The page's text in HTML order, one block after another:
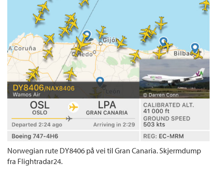
Norwegian rute DY8406 på vei til Gran Canaria. Skjermdump
fra Flightradar24.